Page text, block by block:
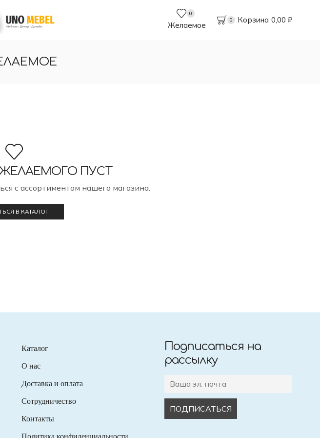
0
Желаемое
0 Корзина 0,00 ₽
ПУСТ
с ассортиментом нашего магазина.
В КАТАЛОГ
Каталог
О нас
Доставка и оплата
Сотрудничество
Контакты
Политика конфиденциальности
Подписаться на
рассылку